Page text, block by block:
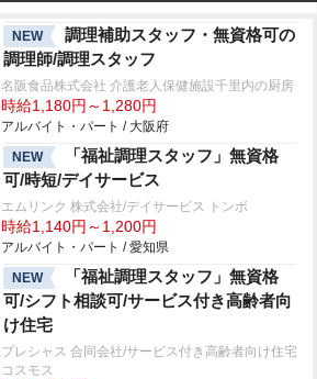
NEW
調理補助スタッフ・無資格可の
調理師/調理スタッフ
名阪食品株式会社 介護老人保健施設千里内の厨房
時給1,180円～1,280円
アルバイト・パート / 大阪府
NEW
「福祉調理スタッフ」無資格
可/時短/デイサービス
エムリンク 株式会社/デイサービス トンボ
時給1,140円～1,200円
アルバイト・パート / 愛知県
NEW
「福祉調理スタッフ」無資格
可/シフト相談可/サービス付き高齢者向
け住宅
プレシャス 合同会社/サービス付き高齢者向け住宅
コスモス